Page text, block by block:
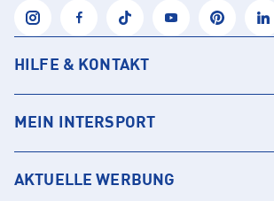
HILFE & KONTAKT
MEIN INTERSPORT
AKTUELLE WERBUNG